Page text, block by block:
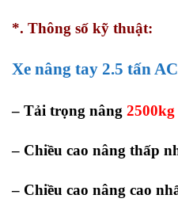
*. Thông số kỹ thuật:
Xe nâng tay 2.5 tấn
– Tải trọng nâng 2500kg
– Chiều cao nâng thấp
– Chiều cao nâng cao